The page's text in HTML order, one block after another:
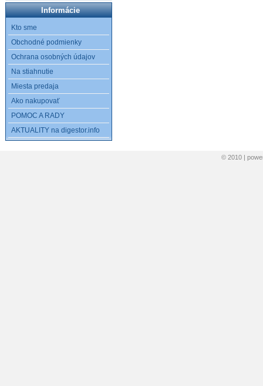
Informácie
Kto sme
Obchodné podmienky
Ochrana osobných údajov
Na stiahnutie
Miesta predaja
Ako nakupovať
POMOC A RADY
AKTUALITY na digestor.info
© 2010 |